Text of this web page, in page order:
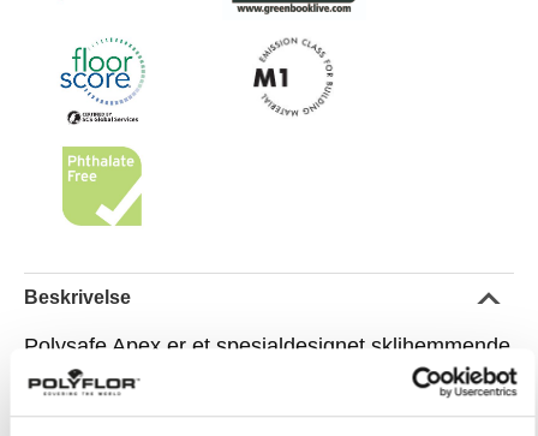
Beskrivelse
Polysafe Apex er et spesialdesignet sklihemmende
gulv med vedvarende sklihemming for områder
innen matproduksjon og behandling hvor det er